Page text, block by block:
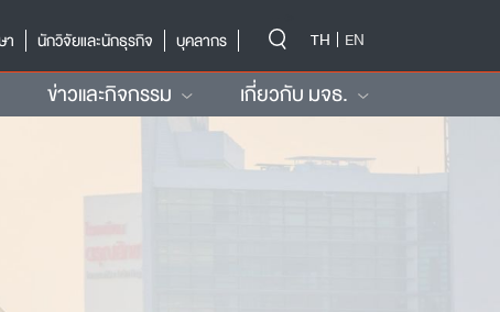
า นักวิจัยและนักธุรกิจ บุคลากร TH EN
ข่าวและกิจกรรม เกี่ยวกับ มจธ.